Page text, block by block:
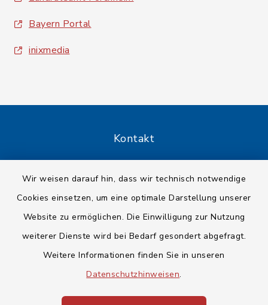
Wir weisen darauf hin, dass wir technisch notwendige
Cookies einsetzen, um eine optimale Darstellung unserer
Website zu ermöglichen. Die Einwilligung zur Nutzung
weiterer Dienste wird bei Bedarf gesondert abgefragt.
Weitere Informationen finden Sie in unseren
Datenschutzhinweisen.
Bayern Portal
inixmedia
Kontakt
Datenschutz
Impressum
Sitemap
Cookie-Einstellungen